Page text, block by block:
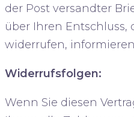
der Post versandter
über Ihren Entschluss,
widerrufen,
Widerrufsfolgen:
Wenn Sie diesen